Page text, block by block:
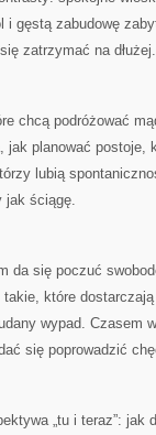
gęstą zabudowę
zatrzymać na dłużej.
chcą podróżować
planować postoje,
lubią
jak ściągę.
da się poczuć
które
wypad. Czasem
się poprowadzić
„tu i teraz”: jak